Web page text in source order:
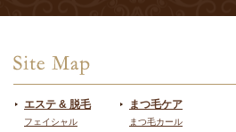
エステ & 脱毛
フェイシャル
まつ毛ケア
まつ毛カール